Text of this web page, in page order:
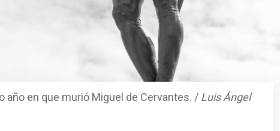
año en que murió Miguel de Cervantes. / Luis Ángel